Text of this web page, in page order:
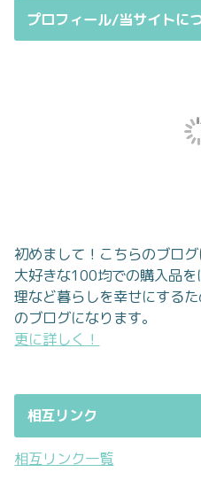
プロフィール/当サイトに
初めまして！こちらのブロ
大好きな100均での購入品
理など暮らしを幸せにする
のブログになります。
更に詳しく！
相互リンク
相互リンク一覧